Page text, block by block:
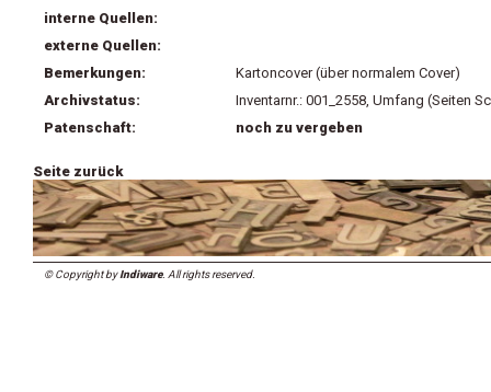
interne Quellen:
externe Quellen:
Bemerkungen:
Kartoncover (über normalem Cover)
Archivstatus:
Inventarnr.: 001_2558, Umfang (Seiten
Patenschaft:
noch zu vergeben
Seite zurück
© Copyright byIndiware. All rights reserved.